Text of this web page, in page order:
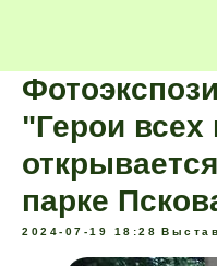
"Герои
парке
2024-07-19 18:28